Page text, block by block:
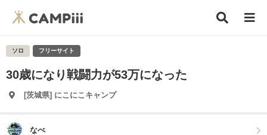
ソロ フリーサイト
30歳になり戦闘力が53万になった
[茨城県] にこにこキャンプ
なべ